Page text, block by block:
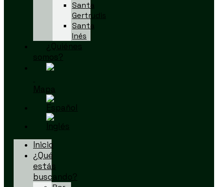
Santa
Gertrudis
Santa
Inés
¿Quiénes
somos?
Mapa
Inicio
¿Qué
estás
buscando?